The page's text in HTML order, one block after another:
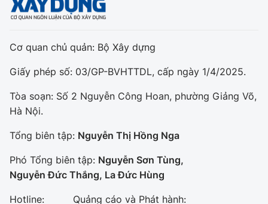
Cơ quan chủ quản: Bộ Xây dựng
Giấy phép số: 03/GP-BVHTTDL, cấp ngày 1/4/2025.
Tòa soạn: Số 2 Nguyễn Công Hoan, phường Giảng Võ,
Hà Nội.
Tổng biên tập: Nguyễn Thị Hồng Nga
Phó Tổng biên tập: Nguyễn Sơn Tùng,
Nguyễn Đức Thắng, La Đức Hùng
Hotline: Quảng cáo và Phát hành: